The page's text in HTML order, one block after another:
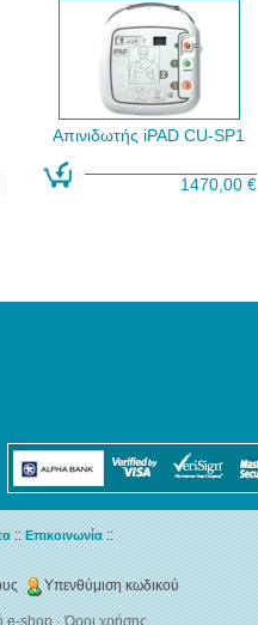
Απινιδωτής iPAD CU-SP1
1470,00 €
::Επικοινωνία::
Υπενθύμιση κωδικού
e-shop·Όροι χρήσης